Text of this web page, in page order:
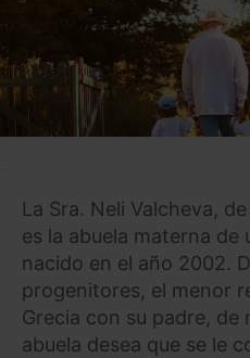
La Sra. Neli Valcheva,
es la abuela materna de
nacido en el año 2002.
progenitores, el menor
Grecia con su padre, de
abuela desea que se le